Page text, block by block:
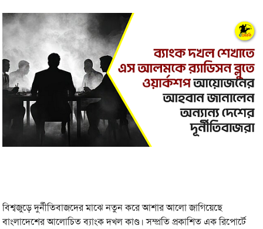
বিশ্বজুড়ে দুর্নীতিবাজদের মাঝে নতুন করে আশার আলো জাগিয়েছে
বাংলাদেশের আলোচিত ব্যাংক দখল কাণ্ড। সম্প্রতি প্রকাশিত এক রিপোর্টে